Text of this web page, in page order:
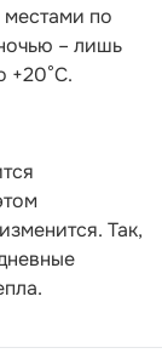
по
– лишь
+20°С.
Так,